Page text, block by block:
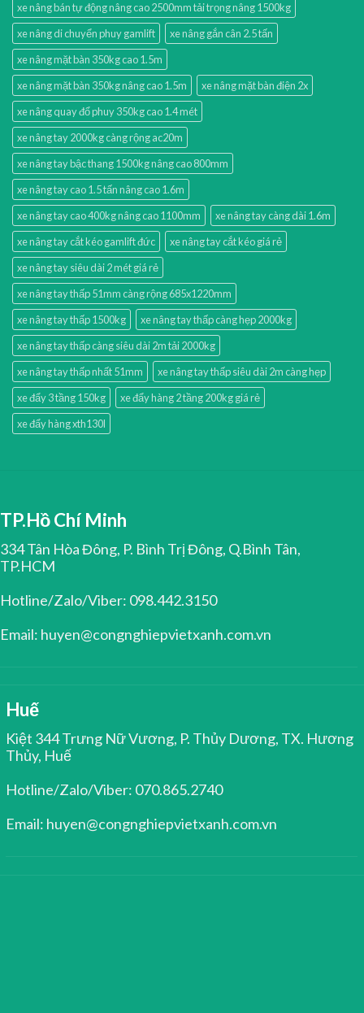
xe nâng bán tự động nâng cao 2500mm tải trọng nâng 1500kg
xe nâng di chuyển phuy gamlift
xe nâng gắn cân 2.5 tấn
xe nâng mặt bàn 350kg cao 1.5m
xe nâng mặt bàn 350kg nâng cao 1.5m
xe nâng mặt bàn điện 2x
xe nâng quay đổ phuy 350kg cao 1.4 mét
xe nâng tay 2000kg càng rộng ac20m
xe nâng tay bậc thang 1500kg nâng cao 800mm
xe nâng tay cao 1.5 tấn nâng cao 1.6m
xe nâng tay cao 400kg nâng cao 1100mm
xe nâng tay càng dài 1.6m
xe nâng tay cắt kéo gamlift đức
xe nâng tay cắt kéo giá rẻ
xe nâng tay siêu dài 2 mét giá rẻ
xe nâng tay thấp 51mm càng rộng 685x1220mm
xe nâng tay thấp 1500kg
xe nâng tay thấp càng hẹp 2000kg
xe nâng tay thấp càng siêu dài 2m tải 2000kg
xe nâng tay thấp nhất 51mm
xe nâng tay thấp siêu dài 2m càng hẹp
xe đẩy 3 tầng 150kg
xe đẩy hàng 2 tầng 200kg giá rẻ
xe đẩy hàng xth130l
TP.Hồ Chí Minh
334 Tân Hòa Đông, P. Bình Trị Đông, Q.Bình Tân,
TP.HCM
Hotline/Zalo/Viber: 098.442.3150
Email: huyen@congnghiepvietxanh.com.vn
Huế
Kiệt 344 Trưng Nữ Vương, P. Thủy Dương, TX. Hương
Thủy, Huế
Hotline/Zalo/Viber: 070.865.2740
Email: huyen@congnghiepvietxanh.com.vn